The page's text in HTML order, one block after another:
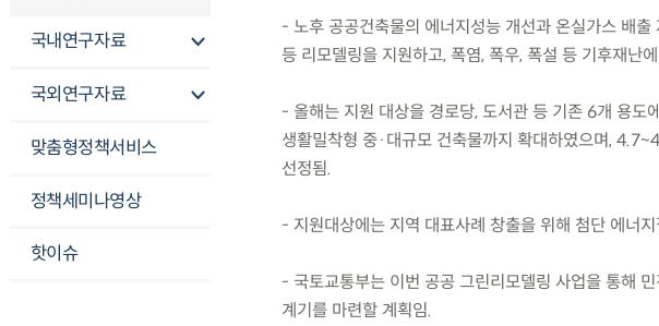
국내연구자료
국외연구자료
맞춤형정책서비스
정책세미나영상
핫이슈
- 노후 공공건축물의 에너지성능 개선과 온실가스 배
등 리모델링을 지원하고, 폭염, 폭우, 폭설 등 기후재난
- 올해는 지원 대상을 경로당, 도서관 등 기존 6개 용도
생활밀착형 중·대규모 건축물까지 확대하였으며,
선정됨.
- 지원대상에는 지역 대표사례 창출을 위해 첨단 에너
- 국토교통부는 이번 공공 그린리모델링 사업을 통해
계기를 마련할 계획임.